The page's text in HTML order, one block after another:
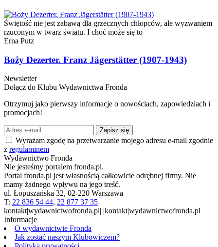
Świętość nie jest zabawą dla grzecznych chłopców, ale wyzwaniem
rzuconym w twarz światu. I choć może się to
Erna Putz
Boży Dezerter. Franz Jägerstätter (1907-1943)
Newsletter
Dołącz do Klubu Wydawnictwa Fronda
Otrzymuj jako pierwszy informacje o nowościach, zapowiedziach i
promocjach!
Zapisz się
Wyrażam zgodę na przetwarzanie mojego adresu e-mail zgodnie
z regulaminem
Wydawnictwo Fronda
Nie jesteśmy portalem fronda.pl.
Portal fronda.pl jest własnością całkowicie odrębnej firmy. Nie
mamy żadnego wpływu na jego treść.
ul. Łopuszańska 32, 02-220 Warszawa
T: 22 836 54 44, 22 877 37 35
kontakt|wydawnictwofronda.pl| |kontakt|wydawnictwofronda.pl
Informacje
O wydawnictwie Fronda
Jak zostać naszym Klubowiczem?